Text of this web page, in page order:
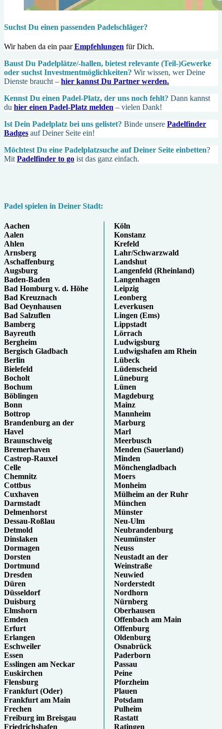
Suchst Du einen passenden Padelschläger?
Wir haben da ein paarEmpfehlungen für Dich.
Baust Du Padel­plätze/-hallen, bietest relevante (Teil-)Gewerke
oder suchst In­vest­ment­möglich­keiten? Wir wissen, wer Deine
Dienste braucht – hier kannst Du Partner werden.
Kennst Du einen Padel-Platz, der uns noch fehlt? Dann kannst
du hier einen Padel-Platz melden – vielen Dank!
Ist Dein Padel­platz bei uns gelistet? Binde unsere Padelfinder
Badges auf Deiner Seite ein!
Möchtest Du eine Padel­platz­suche auf Deiner Seite ein­betten?
Mit Padelfinder to go ist das ganz einfach.
Padel spielen in Deiner Stadt:
Aachen
Aalen
Ahlen
Arnsberg
Aschaffenburg
Augsburg
Baden-Baden
Bad Homburg v. d. Höhe
Bad Kreuznach
Bad Oeynhausen
Bad Salzuflen
Bamberg
Bayreuth
Bergheim
Bergisch Gladbach
Berlin
Bielefeld
Bocholt
Bochum
Böblingen
Bonn
Bottrop
Brandenburg an der
Havel
Braunschweig
Bremerhaven
Castrop-Rauxel
Celle
Chemnitz
Cottbus
Cuxhaven
Darmstadt
Delmenhorst
Dessau-Roßlau
Detmold
Dinslaken
Dormagen
Dorsten
Dortmund
Dresden
Düren
Düsseldorf
Duisburg
Elmshorn
Emden
Erfurt
Erlangen
Eschweiler
Essen
Esslingen am Neckar
Euskirchen
Flensburg
Frankfurt (Oder)
Frankfurt am Main
Frechen
Freiburg im Breisgau
Friedrichshafen
Köln
Konstanz
Krefeld
Lahr/Schwarzwald
Landshut
Langenfeld (Rheinland)
Langenhagen
Leipzig
Leonberg
Leverkusen
Lingen (Ems)
Lippstadt
Lörrach
Ludwigsburg
Ludwigshafen am Rhein
Lübeck
Lüdenscheid
Lüneburg
Lünen
Magdeburg
Mainz
Mannheim
Marburg
Marl
Meerbusch
Menden (Sauerland)
Minden
Mönchengladbach
Moers
Monheim
Mülheim an der Ruhr
München
Münster
Neu-Ulm
Neubrandenburg
Neumünster
Neuss
Neustadt an der
Weinstraße
Neuwied
Norderstedt
Nordhorn
Nürnberg
Oberhausen
Offenbach am Main
Offenburg
Oldenburg
Osnabrück
Paderborn
Passau
Peine
Pforzheim
Plauen
Potsdam
Pulheim
Rastatt
Ratingen